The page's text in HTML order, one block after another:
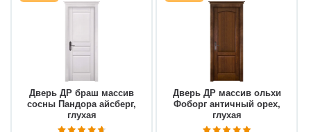
Дверь ДР браш массив
сосны Пандора айсберг,
глухая
Дверь ДР массив ольхи
Фоборг античный орех,
глухая